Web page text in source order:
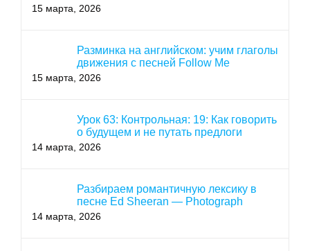
15 марта, 2026
Разминка на английском: учим глаголы
движения с песней Follow Me
15 марта, 2026
Урок 63: Контрольная: 19: Как говорить
о будущем и не путать предлоги
14 марта, 2026
Разбираем романтичную лексику в
песне Ed Sheeran — Photograph
14 марта, 2026